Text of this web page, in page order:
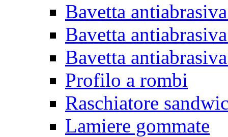
Bavetta
Bavetta
Bavetta
Profilo a rombi
Raschiatore
Lamiere gommate